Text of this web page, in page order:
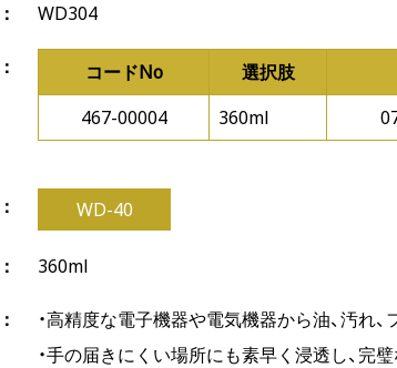
WD304
コードNo 選択肢
467-00004
360ml
WD-40
360ml
・高精度な電子機器や電気機器から油、汚れ
・手の届きにくい場所にも素早く浸透し、完